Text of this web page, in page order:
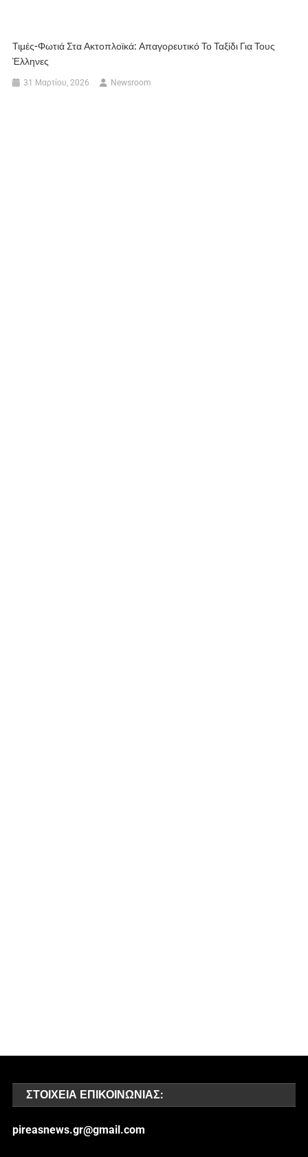
Τιμές-Φωτιά Στα Ακτοπλοϊκά: Απαγορευτικό Το Ταξίδι Για Τους
Έλληνες
31 Μαρτίου, 2026 Newsroom
ΣΤΟΙΧΕΊΑ ΕΠΙΚΟΙΝΩΝΊΑΣ:
pireasnews.gr@gmail.com